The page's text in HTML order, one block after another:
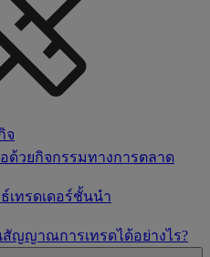
จ
ด้วยกิจกรรมทางการตลาด
เทรดเดอร์ชั้นนำ
สัญญาณการเทรดได้อย่างไร?